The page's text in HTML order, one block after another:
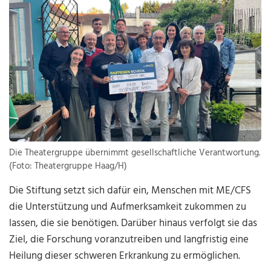
Die Theatergruppe übernimmt gesellschaftliche Verantwortung.
(Foto: Theatergruppe Haag/H)
Die Stiftung setzt sich dafür ein, Menschen mit ME/CFS
die Unterstützung und Aufmerksamkeit zukommen zu
lassen, die sie benötigen. Darüber hinaus verfolgt sie das
Ziel, die Forschung voranzutreiben und langfristig eine
Heilung dieser schweren Erkrankung zu ermöglichen.